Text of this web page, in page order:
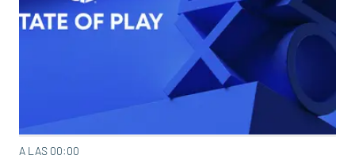
A LAS 00:00